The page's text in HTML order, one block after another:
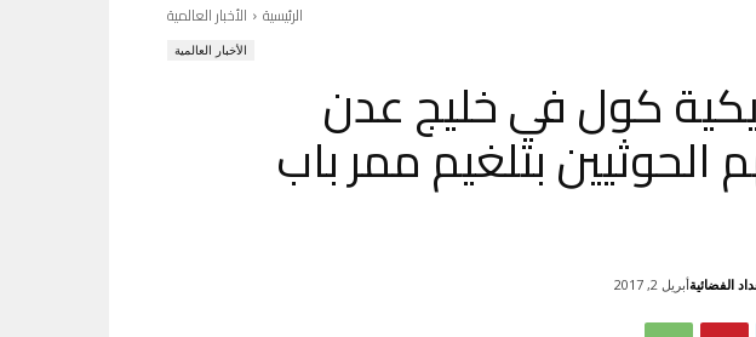
الرئيسية الأخبار العالمية
الأخبار العالمية
كول في خليج عدن
الحوثيين بتلغيم ممر باب
الفضائيةأبريل 2, 2017